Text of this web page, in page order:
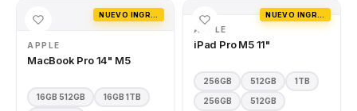
APPLE
MacBook Pro 14" M5
16GB 512GB 16GB 1TB
APPLE
iPad Pro M5 11"
256GB 512GB 1TB
256GB 512GB